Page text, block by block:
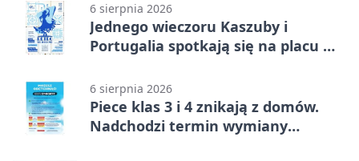
6 sierpnia 2026
Jednego wieczoru Kaszuby i
Portugalia spotkają się na placu w
6 sierpnia 2026
Piece klas 3 i 4 znikają z domów.
Nadchodzi termin wymiany